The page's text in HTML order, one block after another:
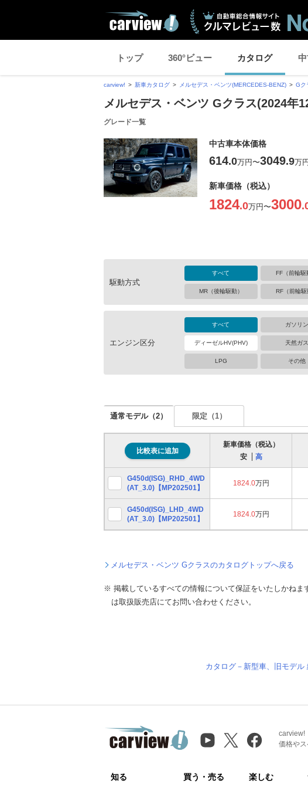
トップ 360°ビュー カタログ
carview! 新車カタログ メルセデス・ベンツ(MERCEDES-BENZ) Gク
メルセデス・ベンツ Gクラス(2024年
グレード一覧
中古車本体価格
614.0万円〜3049.9万円
新車価格（税込）
1824.0万円〜3000
駆動方式
すべて FF（前輪駆
MR（後輪駆動） RF（前輪駆
エンジン区分
すべて ガソリン
ディーゼルHV(PHV) 天然ガス
LPG その他
通常モデル（2） 限定（1）
比較表に追加
新車価格（税込）
安
高
G450d(ISG)_RHD_4WD
(AT_3.0)【MP202501】
1824.0万円
G450d(ISG)_LHD_4WD
(AT_3.0)【MP202501】
1824.0万円
メルセデス・ベンツ Gクラスのカタログトップへ戻る
※ 掲載しているすべての情報について保証をいたしかね
は取扱販売店にてお問い合わせください。
カタログ－新型車、旧モデル
carview!
価格や
知る 買う・売る 楽しむ